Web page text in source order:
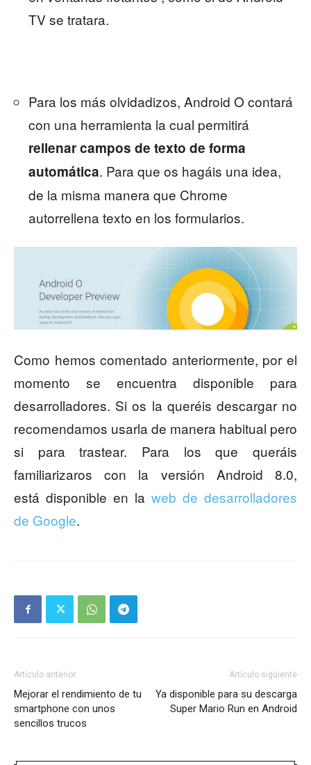
TV se tratara.
Para los más olvidadizos, Android O contará
con una herramienta la cual permitirá
rellenar campos de texto de forma
automática. Para que os hagáis una idea,
de la misma manera que Chrome
autorrellena texto en los formularios.
Como hemos comentado anteriormente, por el
momento se encuentra disponible para
desarrolladores. Si os la queréis descargar no
recomendamos usarla de manera habitual pero
si para trastear. Para los que queráis
familiarizaros con la versión Android 8.0,
está disponible en la web de desarrolladores
de Google.
Artículo anterior
Mejorar el rendimiento de tu
smartphone con unos
sencillos trucos
Artículo siguiente
Ya disponible para su descarga
Super Mario Run en Android